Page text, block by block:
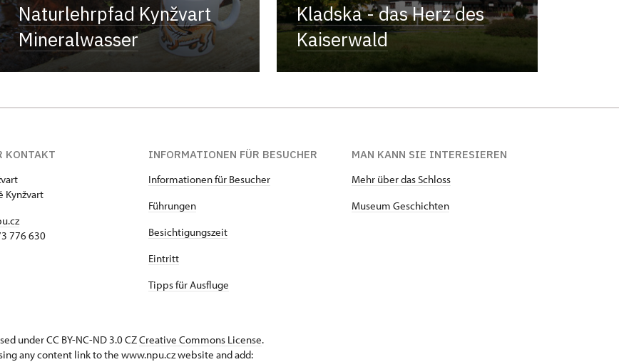
Naturlehrpfad Kynžvart
Mineralwasser
Kladska - das Herz des
Kaiserwald
KONTAKT
Kynžvart
776 630
INFORMATIONEN FÜR BESUCHER
Informationen für Besucher
Führungen
Besichtigungszeit
Eintritt
Tipps für Ausfluge
MAN KANN SIE INTERESIEREN
Mehr über das Schloss
Museum Geschichten
under CC BY-NC-ND 3.0 CZCreative Commons License.
any content link to the www.npu.cz website and add: